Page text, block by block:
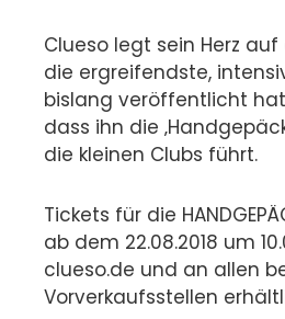
Clueso legt sein Herz auf
die ergreifendste,
bislang veröffentlicht
dass ihn die
die kleinen Clubs führt.
Tickets für die
ab dem 22.08.2018 um
clueso.de und an allen
Vorverkaufsstellen